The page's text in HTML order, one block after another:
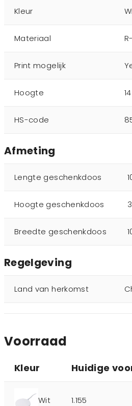
Kleur
Materiaal
Print mogelijk
Hoogte
HS-code
Afmeting
Lengte geschenkdoos
Hoogte geschenkdoos
Breedte geschenkdoos
Regelgeving
Land van herkomst
Voorraad
Kleur Huidige
Wit 1.155